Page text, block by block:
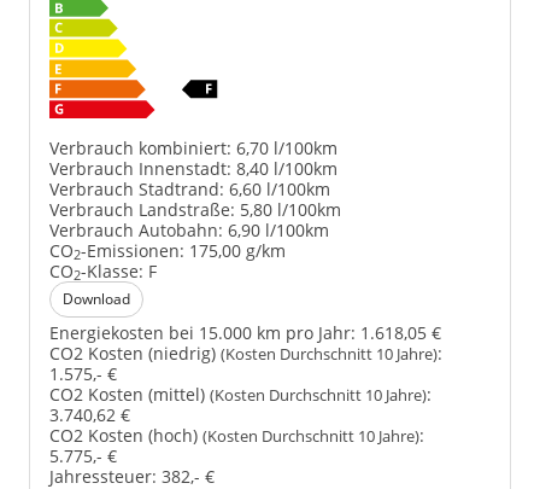
Verbrauch kombiniert: 6,70 l/100km
Verbrauch Innenstadt: 8,40 l/100km
Verbrauch Stadtrand: 6,60 l/100km
Verbrauch Landstraße: 5,80 l/100km
Verbrauch Autobahn: 6,90 l/100km
CO2-Emissionen: 175,00 g/km
CO2-Klasse: F
Download
Energiekosten bei 15.000 km pro Jahr: 1.618,05 €
CO2 Kosten (niedrig) (Kosten Durchschnitt 10 Jahre):
1.575,- €
CO2 Kosten (mittel) (Kosten Durchschnitt 10 Jahre):
3.740,62 €
CO2 Kosten (hoch) (Kosten Durchschnitt 10 Jahre):
5.775,- €
Jahressteuer: 382,- €